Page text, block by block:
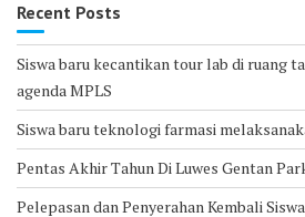
Recent Posts
Siswa baru kecantikan tour lab di ruang
agenda MPLS
Siswa baru teknologi farmasi
Pentas Akhir Tahun Di Luwes Gentan
Pelepasan dan Penyerahan Kembali